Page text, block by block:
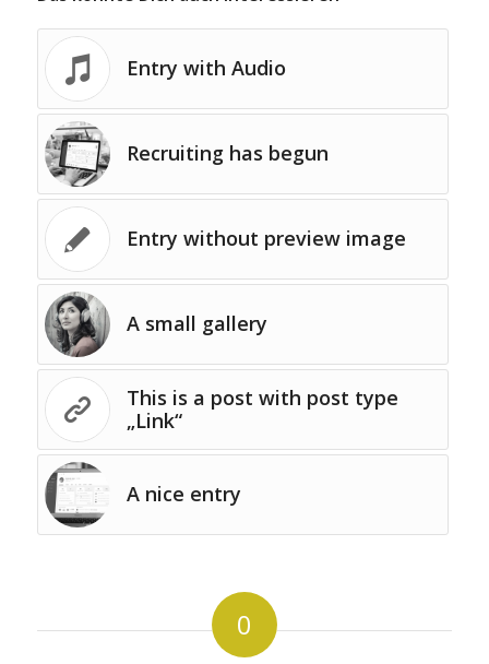
Entry with Audio
Recruiting has begun
Entry without preview image
A small gallery
This is a post with post type
„Link“
A nice entry
0